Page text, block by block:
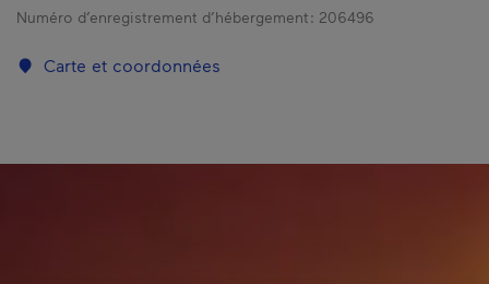
Numéro d’enregistrement d’hébergement : 206496
Carte et coordonnées